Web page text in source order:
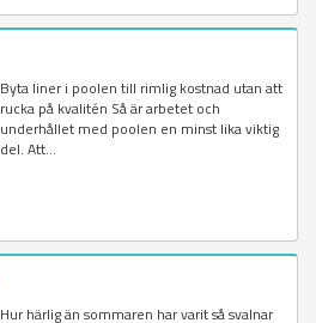
Byta liner i poolen till rimlig kostnad utan att
rucka på kvalitén Så är arbetet och
underhållet med poolen en minst lika viktig
del. Att...
Hur härlig än sommaren har varit så svalnar